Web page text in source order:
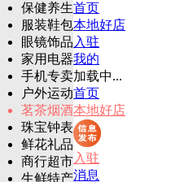
保健养生
服装鞋包
眼镜饰品
家用电器
手机专卖
户外运动
茗茶烟酒
珠宝钟表
鲜花礼品
商行超市
生鲜特产
首页
本地好店
入驻
我的
加载中...
首页
本地好店
入驻
消息